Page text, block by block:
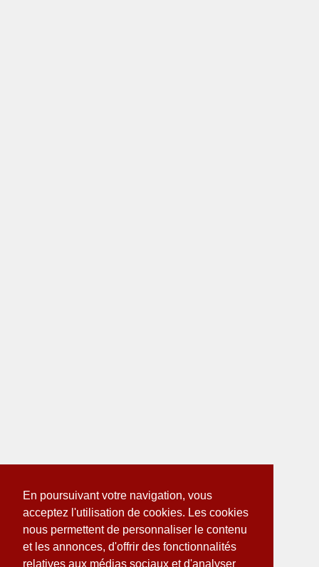
En poursuivant votre navigation, vous
acceptez l'utilisation de cookies. Les cookies
nous permettent de personnaliser le contenu
et les annonces, d'offrir des fonctionnalités
relatives aux médias sociaux et d'analyser